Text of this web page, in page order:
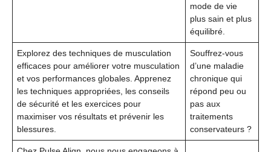
mode de vie
plus sain et plus
équilibré.
Explorez des techniques de musculation
efficaces pour améliorer votre musculation
et vos performances globales. Apprenez
les techniques appropriées, les conseils
de sécurité et les exercices pour
maximiser vos résultats et prévenir les
blessures.
Souffrez-vous
d’une maladie
chronique qui
répond peu ou
pas aux
traitements
conservateurs ?